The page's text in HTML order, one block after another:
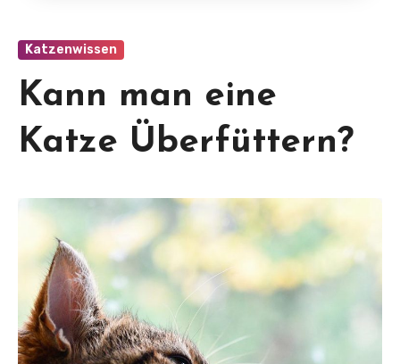
Katzenwissen
Kann man eine
Katze Überfüttern?